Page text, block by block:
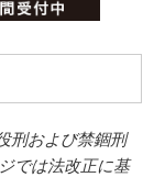
刑および禁錮刑
では法改正に基